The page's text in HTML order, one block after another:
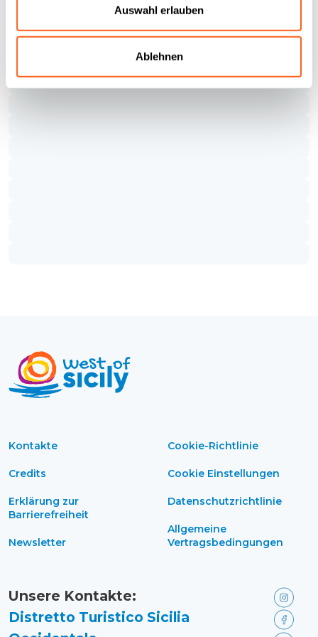
Auswahl erlauben
Ablehnen
Kontakte
Credits
Erklärung zur
Barrierefreiheit
Newsletter
Cookie-Richtlinie
Cookie Einstellungen
Datenschutzrichtlinie
Allgemeine
Vertragsbedingungen
Unsere Kontakte:
Distretto Turistico Sicilia